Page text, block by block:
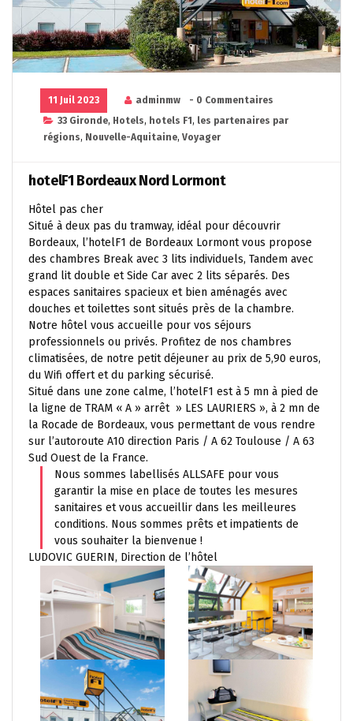
11 Juil 2023 adminmw
- 0 Commentaires
33 Gironde, Hotels, hotels F1 , les partenaires par
régions, Nouvelle-Aquitaine, Voyager
hotelF1 Bordeaux Nord Lormont
Hôtel pas cher
Situé à deux pas du tramway, idéal pour découvrir
Bordeaux, l’hotelF1 de Bordeaux Lormont vous propose
des chambres Break avec 3 lits individuels, Tandem avec
grand lit double et Side Car avec 2 lits séparés. Des
espaces sanitaires spacieux et bien aménagés avec
douches et toilettes sont situés près de la chambre.
Notre hôtel vous accueille pour vos séjours
professionnels ou privés. Profitez de nos chambres
climatisées, de notre petit déjeuner au prix de 5,90 euros,
du Wifi offert et du parking sécurisé.
Situé dans une zone calme, l’hotelF1 est à 5 mn à pied de
la ligne de TRAM « A » arrêt » LES LAURIERS », à 2 mn de
la Rocade de Bordeaux, vous permettant de vous rendre
sur l’autoroute A10 direction Paris / A 62 Toulouse / A 63
Sud Ouest de la France.
Nous sommes labellisés ALLSAFE pour vous
garantir la mise en place de toutes les mesures
sanitaires et vous accueillir dans les meilleures
conditions. Nous sommes prêts et impatients de
vous souhaiter la bienvenue !
LUDOVIC GUERIN, Direction de l’hôtel